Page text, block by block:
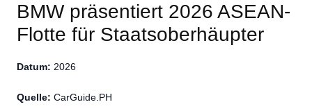
BMW präsentiert 2026 ASEAN-
Flotte für Staatsoberhäupter
Datum: 2026
Quelle: CarGuide.PH